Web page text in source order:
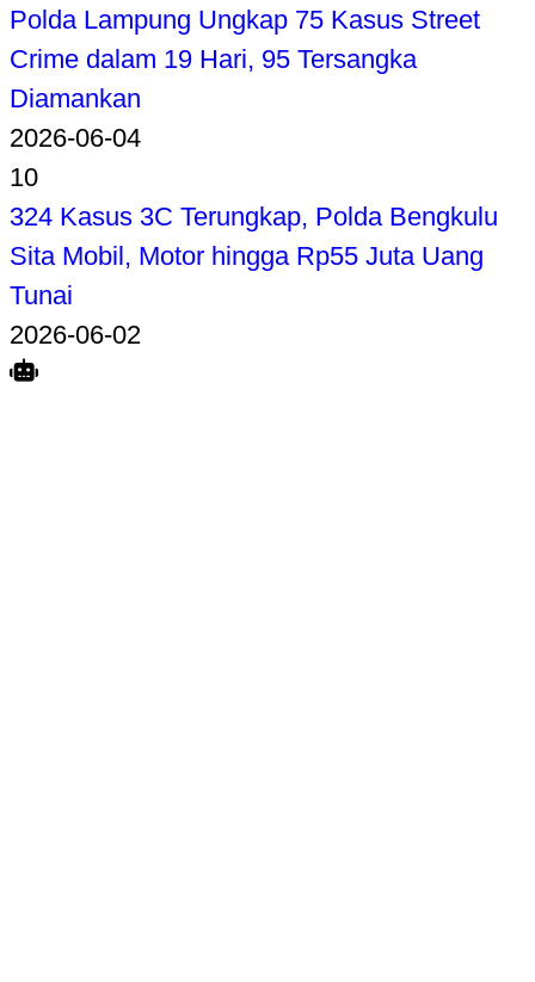
Polda Lampung Ungkap 75 Kasus Street
Crime dalam 19 Hari, 95 Tersangka
Diamankan
2026-06-04
10
324 Kasus 3C Terungkap, Polda Bengkulu
Sita Mobil, Motor hingga Rp55 Juta Uang
Tunai
2026-06-02